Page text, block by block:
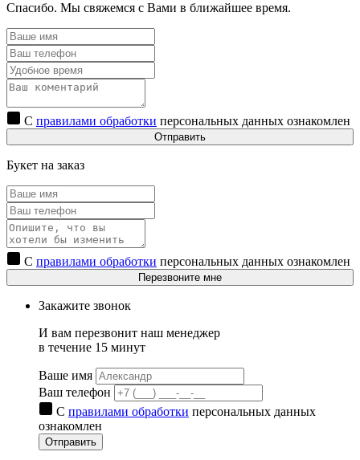
Спасибо. Мы свяжемся с Вами в ближайшее время.
С правилами обработки персональных данных ознакомлен
Отправить
Букет на заказ
С правилами обработки персональных данных ознакомлен
Перезвоните мне
Закажите звонок
И вам перезвонит наш менеджер
в течение 15 минут
Ваше имя
Ваш телефон
С правилами обработки персональных данных
ознакомлен
Отправить